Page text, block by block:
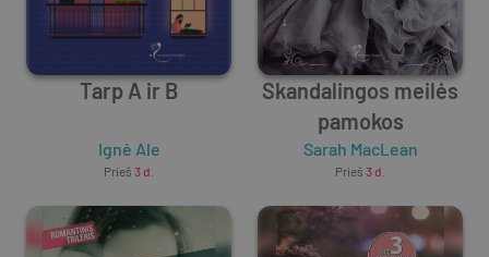
Tarp A ir B
Ignė Ale
Prieš 3 d.
Skandalingos meilės
pamokos
Sarah MacLean
Prieš 3 d.